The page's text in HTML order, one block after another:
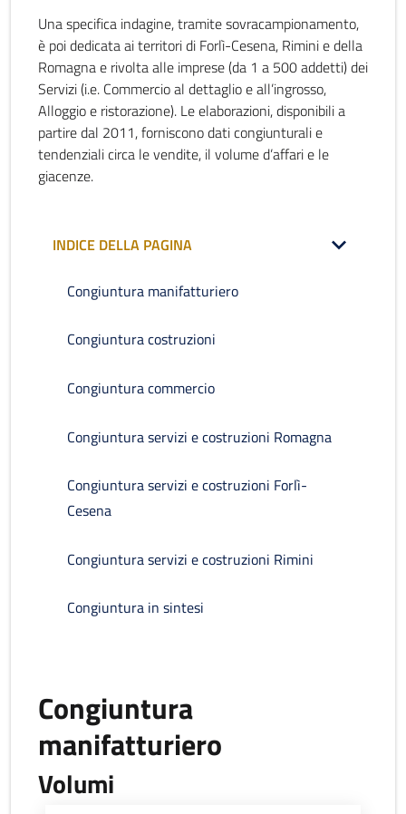
Una specifica indagine, tramite sovracampionamento,
è poi dedicata ai territori di Forlì-Cesena, Rimini e della
Romagna e rivolta alle imprese (da 1 a 500 addetti) dei
Servizi (i.e. Commercio al dettaglio e all’ingrosso,
Alloggio e ristorazione). Le elaborazioni, disponibili a
partire dal 2011, forniscono dati congiunturali e
tendenziali circa le vendite, il volume d’affari e le
giacenze.
INDICE DELLA PAGINA
Congiuntura manifatturiero
Congiuntura costruzioni
Congiuntura commercio
Congiuntura servizi e costruzioni Romagna
Congiuntura servizi e costruzioni Forlì-
Cesena
Congiuntura servizi e costruzioni Rimini
Congiuntura in sintesi
Congiuntura
manifatturiero
Volumi